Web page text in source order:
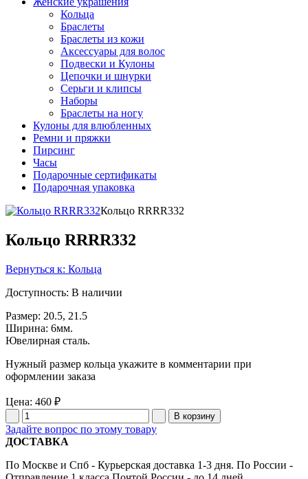
Кольца
Браслеты
Браслеты из кожи
Аксессуары для волос
Подвески и Кулоны
Цепочки и шнурки
Серьги и клипсы
Наборы
Браслеты на ногу
Кулоны для влюбленных
Ремни и пряжки
Пирсинг
Часы
Подарочные сертификаты
Подарочная упаковка
Кольцо RRRR332
Кольцо RRRR332
Вернуться к: Кольца
Доступность: В наличии
Размер: 20.5, 21.5
Ширина: 6мм.
Ювелирная сталь.
Нужный размер кольца укажите в комментарии при
оформлении заказа
Цена: 460 ₽
Задайте вопрос по этому товару
ДОСТАВКА
По Москве и Спб - Курьерская доставка 1-3 дня. По России -